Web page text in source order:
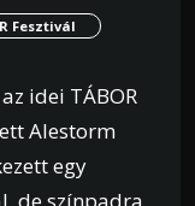
Fesztivál
idei TÁBOR
Alestorm
egy
de színpadra